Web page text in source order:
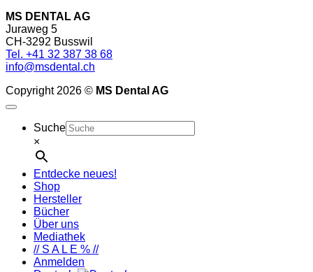
MS DENTAL AG
Juraweg 5
CH-3292 Busswil
Tel. +41 32 387 38 68
info@msdental.ch
Copyright 2026 © MS Dental AG
Suche
×
Entdecke neues!
Shop
Hersteller
Bücher
Über uns
Mediathek
// S A L E % //
Anmelden